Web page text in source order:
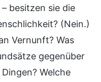
besitzen sie die
(Nein.)
Vernunft? Was
gegenüber
Welche